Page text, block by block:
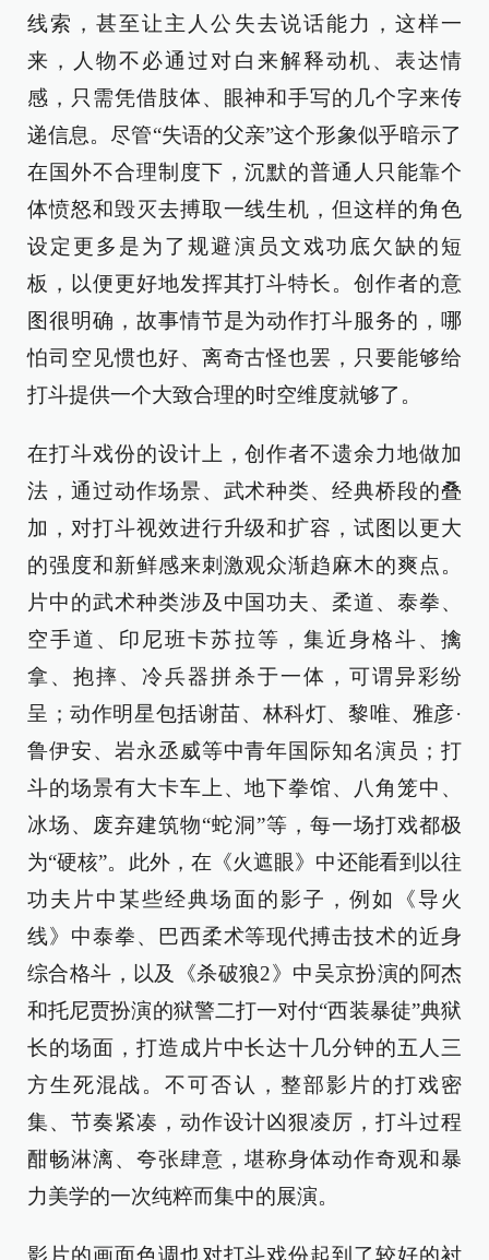
线索，甚至让主人公失去说话能力，这样一
来，人物不必通过对白来解释动机、表达情
感，只需凭借肢体、眼神和手写的几个字来传
递信息。尽管“失语的父亲”这个形象似乎暗示了
在国外不合理制度下，沉默的普通人只能靠个
体愤怒和毁灭去搏取一线生机，但这样的角色
设定更多是为了规避演员文戏功底欠缺的短
板，以便更好地发挥其打斗特长。创作者的意
图很明确，故事情节是为动作打斗服务的，哪
怕司空见惯也好、离奇古怪也罢，只要能够给
打斗提供一个大致合理的时空维度就够了。
在打斗戏份的设计上，创作者不遗余力地做加
法，通过动作场景、武术种类、经典桥段的叠
加，对打斗视效进行升级和扩容，试图以更大
的强度和新鲜感来刺激观众渐趋麻木的爽点。
片中的武术种类涉及中国功夫、柔道、泰拳、
空手道、印尼班卡苏拉等，集近身格斗、擒
拿、抱摔、冷兵器拼杀于一体，可谓异彩纷
呈；动作明星包括谢苗、林科灯、黎唯、雅彦·
鲁伊安、岩永丞威等中青年国际知名演员；打
斗的场景有大卡车上、地下拳馆、八角笼中、
冰场、废弃建筑物“蛇洞”等，每一场打戏都极
为“硬核”。此外，在《火遮眼》中还能看到以往
功夫片中某些经典场面的影子，例如《导火
线》中泰拳、巴西柔术等现代搏击技术的近身
综合格斗，以及《杀破狼2》中吴京扮演的阿杰
和托尼贾扮演的狱警二打一对付“西装暴徒”典狱
长的场面，打造成片中长达十几分钟的五人三
方生死混战。不可否认，整部影片的打戏密
集、节奏紧凑，动作设计凶狠凌厉，打斗过程
酣畅淋漓、夸张肆意，堪称身体动作奇观和暴
力美学的一次纯粹而集中的展演。
影片的画面色调也对打斗戏份起到了较好的衬